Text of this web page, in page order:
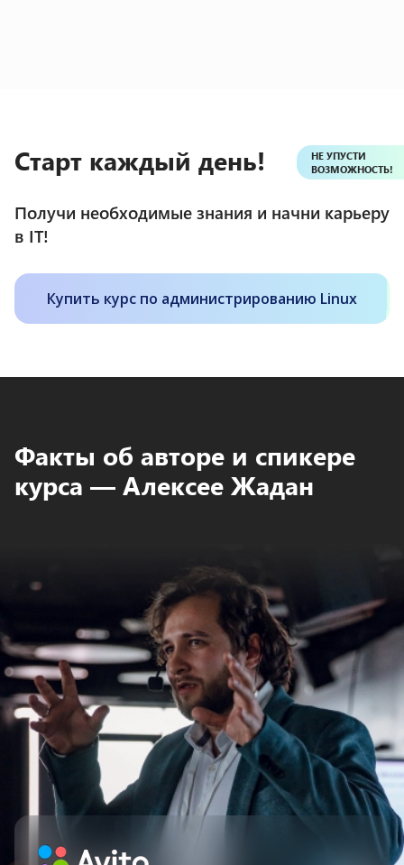
Старт каждый день!
НЕ УПУСТИ
ВОЗМОЖНОСТЬ!
Получи необходимые знания и начни карьеру
в IT!
Купить курс по администрированию Linux
Факты об авторе и спикере
курса — Алексее Жадан